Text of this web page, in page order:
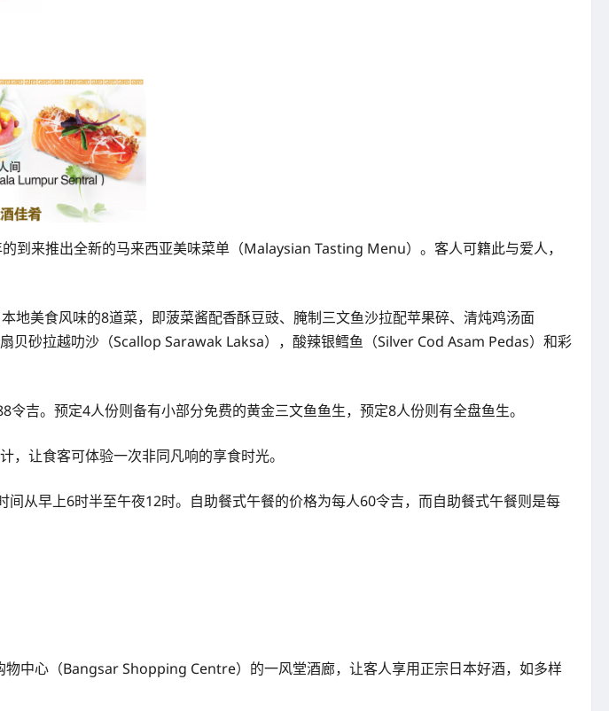
来推出全新的马来西亚美味菜单（Malaysian Tasting Menu）。客人可籍此与爱人，
美食风味的8道菜，即菠菜酱配香酥豆豉、腌制三文鱼沙拉配苹果碎、清炖鸡汤面
砂拉越叻沙（Scallop Sarawak Laksa），酸辣银鳕鱼（Silver Cod Asam Pedas）和彩
吉。预定4人份则备有小部分免费的黄金三文鱼鱼生，预定8人份则有全盘鱼生。
让食客可体验一次非同凡响的享食时光。
从早上6时半至午夜12时。自助餐式午餐的价格为每人60令吉，而自助餐式午餐则是每
中心（Bangsar Shopping Centre）的一风堂酒廊，让客人享用正宗日本好酒，如多样